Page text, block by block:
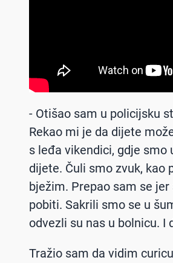
- Otišao sam u policijsku
Rekao mi je da dijete
s leđa vikendici, gdje
dijete. Čuli smo zvuk, kao
bježim. Prepao sam se
pobiti. Sakrili smo se u
odvezli su nas u bolnicu. I
Tražio sam da vidim